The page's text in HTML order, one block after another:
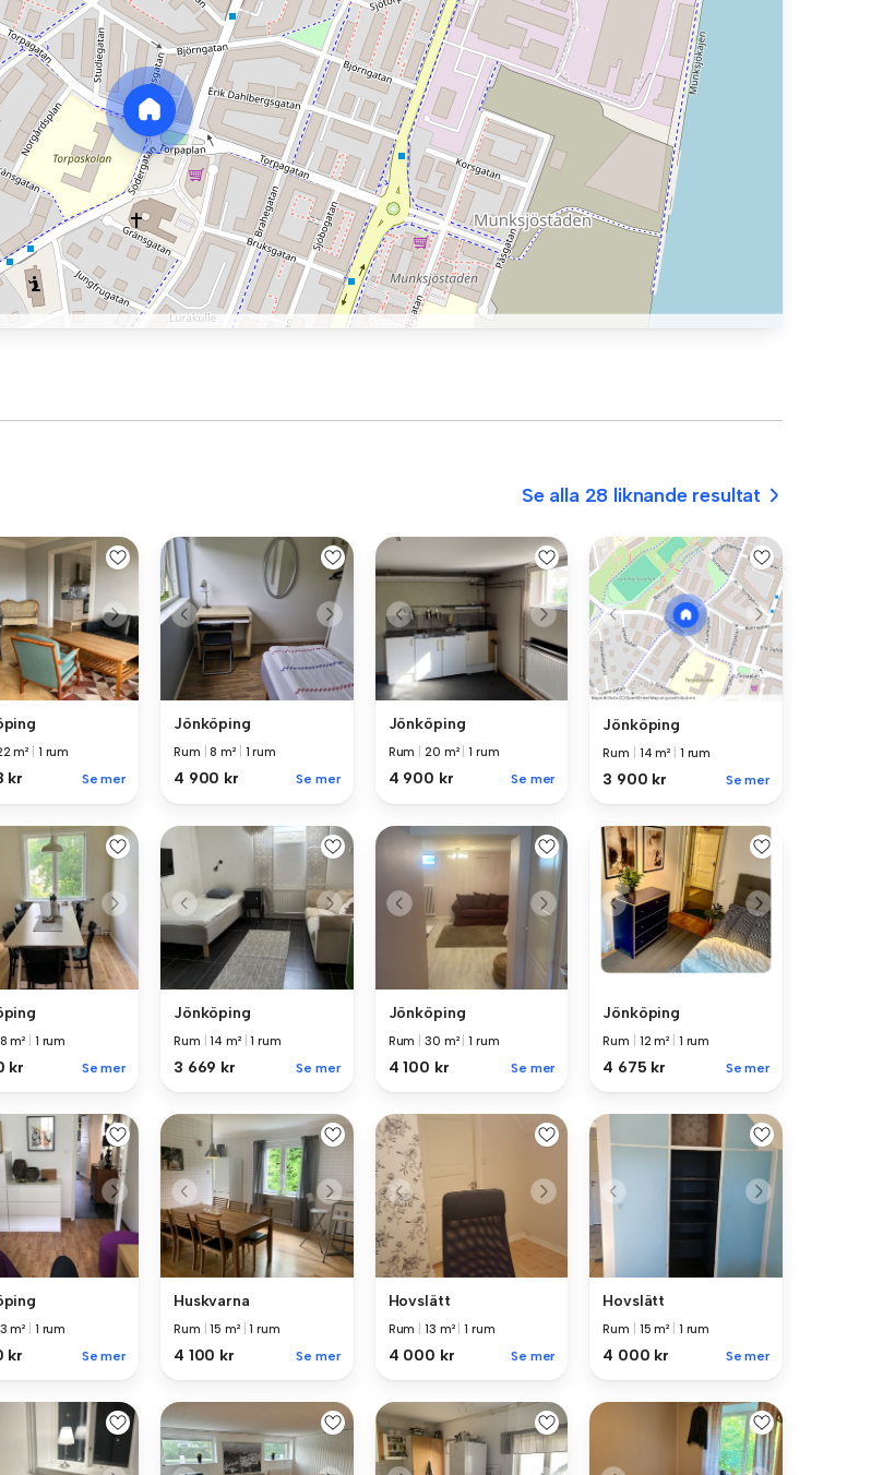
Se alla 28 liknande resultat
m² 1 rum
kr Se mer
Jönköping
Rum |8 m² 1 rum
4 900 kr Se mer
Jönköping
Rum 20 m² |1 rum
4 900 kr Se mer
Jönköping
Rum 14 m² 1 rum
3 900 kr Se mer
m² 1 rum
kr Se mer
Jönköping
Rum |14 m² |1 rum
3 669 kr Se mer
Jönköping
Rum 30 m² |1 rum
4 100 kr Se mer
Jönköping
Rum 12 m² 1 rum
4 675 kr Se mer
m² 1 rum
kr Se mer
Huskvarna
Rum |15 m² |1 rum
4 100 kr Se mer
Hovslätt
Rum 13 m² |1 rum
4 000 kr Se mer
Hovslätt
Rum 15 m² 1 rum
4 000 kr Se mer